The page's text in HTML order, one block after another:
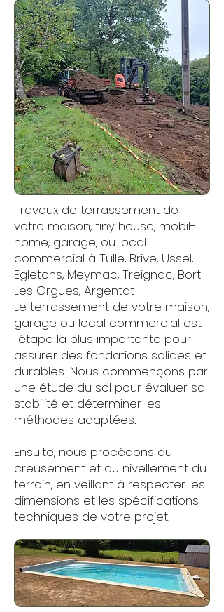
Travaux de terrassement de
votre maison, tiny house, mobil-
home, garage, ou local
commercial à Tulle, Brive, Ussel,
Egletons, Meymac, Treignac, Bort
Les Orgues, Argentat
Le terrassement de votre maison,
garage ou local commercial est
l'étape la plus importante pour
assurer des fondations solides et
durables. Nous commençons par
une étude du sol pour évaluer sa
stabilité et déterminer les
méthodes adaptées.
Ensuite, nous procédons au
creusement et au nivellement du
terrain, en veillant à respecter les
dimensions et les spécifications
techniques de votre projet.